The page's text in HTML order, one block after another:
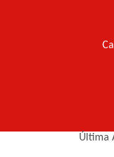
Última